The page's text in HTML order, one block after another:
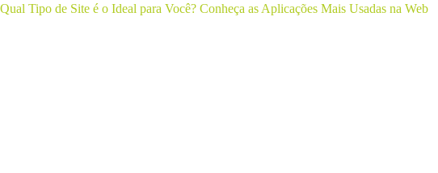
Qual Tipo de Site é o Ideal para Você? Conheça as Aplicações Mais Usadas na Web